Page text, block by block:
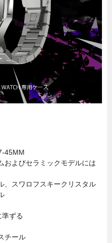
45MM
よびセラミックモデルには
、スワロフスキークリスタル
ずる
チール